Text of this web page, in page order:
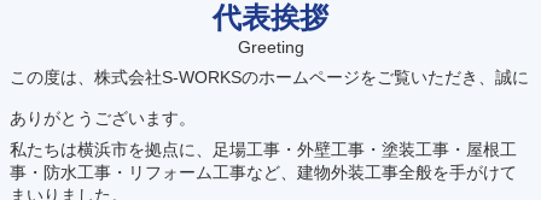
代表挨拶
Greeting
この度は、株式会社S-WORKSのホームページをご覧いただき、誠に
ありがとうございます。
私たちは横浜市を拠点に、足場工事・外壁工事・塗装工事・屋根工
事・防水工事・リフォーム工事など、建物外装工事全般を手がけて
まいりました。